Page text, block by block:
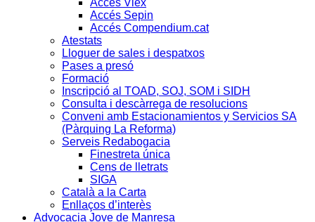
Accés Sepin
Accés Compendium.cat
Atestats
Lloguer de sales i despatxos
Pases a presó
Formació
Inscripció al TOAD, SOJ, SOM i SIDH
Consulta i descàrrega de resolucions
Conveni amb Estacionamientos y Servicios SA
(Pàrquing La Reforma)
Serveis Redabogacia
Finestreta única
Cens de lletrats
SIGA
Català a la Carta
Enllaços d’interès
Advocacia Jove de Manresa